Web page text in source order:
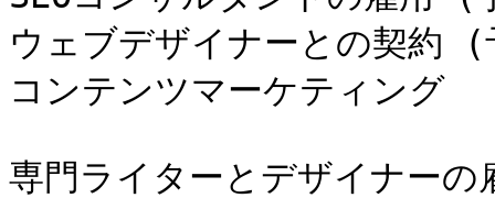
ウェブデザイナーとの契約
コンテンツマーケティング
専門ライターとデザイナー